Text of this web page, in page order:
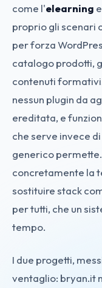
come l'elearning
proprio gli scenari
per forza
catalogo prodotti,
contenuti
nessun plugin da
ereditata, e
che serve invece
generico
concretamente la
sostituire stack
per tutti, che un
tempo.
I due progetti,
ventaglio: bryan.it